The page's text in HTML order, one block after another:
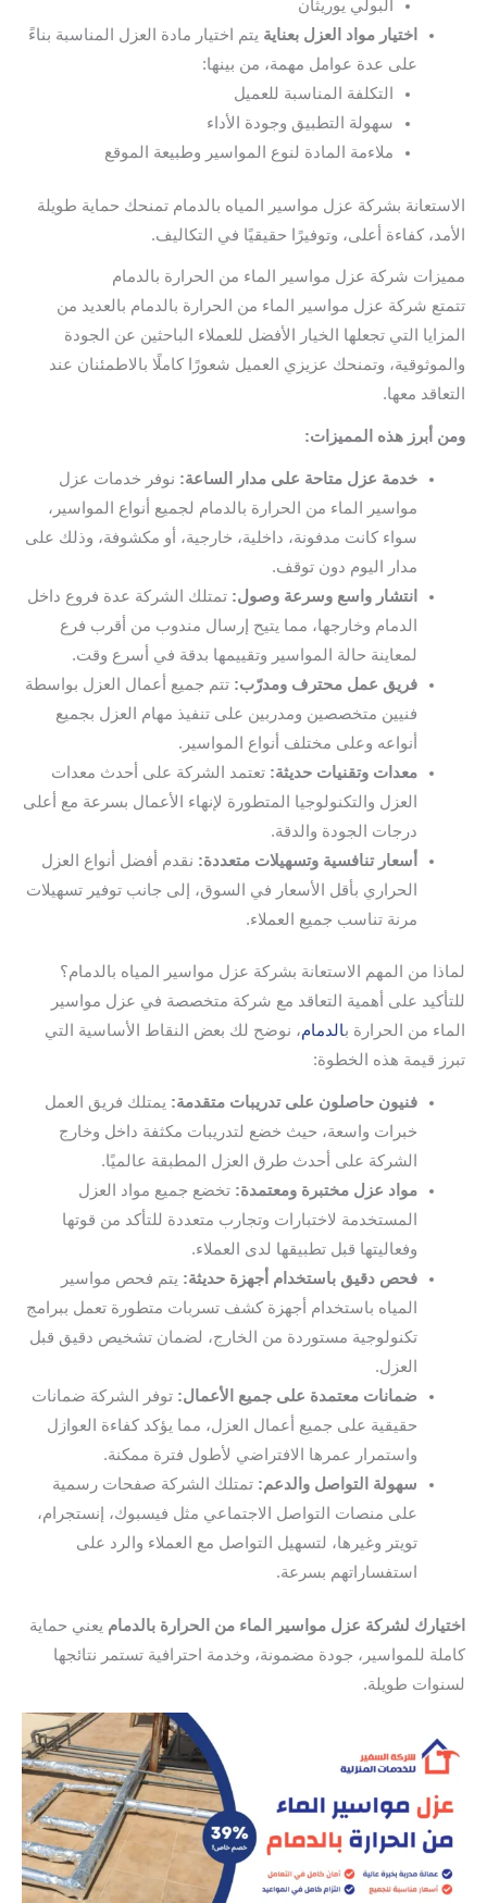
البولي يوريثان
اختيار مواد العزل بعناية يتم اختيار مادة العزل المناسبة بناءً
على عدة عوامل مهمة، من بينها:
التكلفة المناسبة للعميل
سهولة التطبيق وجودة الأداء
ملاءمة المادة لنوع المواسير وطبيعة الموقع
الاستعانة بشركة عزل مواسير المياه بالدمام تمنحك حماية طويلة
الأمد، كفاءة أعلى، وتوفيرًا حقيقيًا في التكاليف.
مميزات شركة عزل مواسير الماء من الحرارة بالدمام
تتمتع شركة عزل مواسير الماء من الحرارة بالدمام بالعديد من
المزايا التي تجعلها الخيار الأفضل للعملاء الباحثين عن الجودة
والموثوقية، وتمنحك عزيزي العميل شعورًا كاملًا بالاطمئنان عند
التعاقد معها.
ومن أبرز هذه المميزات:
خدمة عزل متاحة على مدار الساعة: نوفر خدمات عزل
مواسير الماء من الحرارة بالدمام لجميع أنواع المواسير،
سواء كانت مدفونة، داخلية، خارجية، أو مكشوفة، وذلك على
مدار اليوم دون توقف.
انتشار واسع وسرعة وصول: تمتلك الشركة عدة فروع داخل
الدمام وخارجها، مما يتيح إرسال مندوب من أقرب فرع
لمعاينة حالة المواسير وتقييمها بدقة في أسرع وقت.
فريق عمل محترف ومدرّب: تتم جميع أعمال العزل بواسطة
فنيين متخصصين ومدربين على تنفيذ مهام العزل بجميع
أنواعه وعلى مختلف أنواع المواسير.
معدات وتقنيات حديثة: تعتمد الشركة على أحدث معدات
العزل والتكنولوجيا المتطورة لإنهاء الأعمال بسرعة مع أعلى
درجات الجودة والدقة.
أسعار تنافسية وتسهيلات متعددة: نقدم أفضل أنواع العزل
الحراري بأقل الأسعار في السوق، إلى جانب توفير تسهيلات
مرنة تناسب جميع العملاء.
لماذا من المهم الاستعانة بشركة عزل مواسير المياه بالدمام؟
للتأكيد على أهمية التعاقد مع شركة متخصصة في عزل مواسير
الماء من الحرارة بالدمام، نوضح لك بعض النقاط الأساسية التي
تبرز قيمة هذه الخطوة:
فنيون حاصلون على تدريبات متقدمة: يمتلك فريق العمل
خبرات واسعة، حيث خضع لتدريبات مكثفة داخل وخارج
الشركة على أحدث طرق العزل المطبقة عالميًا.
مواد عزل مختبرة ومعتمدة: تخضع جميع مواد العزل
المستخدمة لاختبارات وتجارب متعددة للتأكد من قوتها
وفعاليتها قبل تطبيقها لدى العملاء.
فحص دقيق باستخدام أجهزة حديثة: يتم فحص مواسير
المياه باستخدام أجهزة كشف تسربات متطورة تعمل ببرامج
تكنولوجية مستوردة من الخارج، لضمان تشخيص دقيق قبل
العزل.
ضمانات معتمدة على جميع الأعمال: توفر الشركة ضمانات
حقيقية على جميع أعمال العزل، مما يؤكد كفاءة العوازل
واستمرار عمرها الافتراضي لأطول فترة ممكنة.
سهولة التواصل والدعم: تمتلك الشركة صفحات رسمية
على منصات التواصل الاجتماعي مثل فيسبوك، إنستجرام،
تويتر وغيرها، لتسهيل التواصل مع العملاء والرد على
استفساراتهم بسرعة.
اختيارك لشركة عزل مواسير الماء من الحرارة بالدمام يعني حماية
كاملة للمواسير، جودة مضمونة، وخدمة احترافية تستمر نتائجها
لسنوات طويلة.